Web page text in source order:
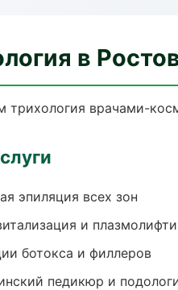
в
трихология врачами-
эпиляция всех зон
и
ботокса и филлеров
педикюр и